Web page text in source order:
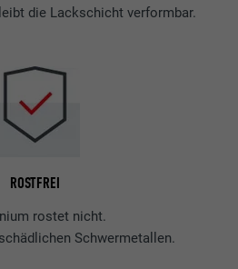
die Lackschicht verformbar.
ROSTFREI
rostet nicht.
Schwermetallen.